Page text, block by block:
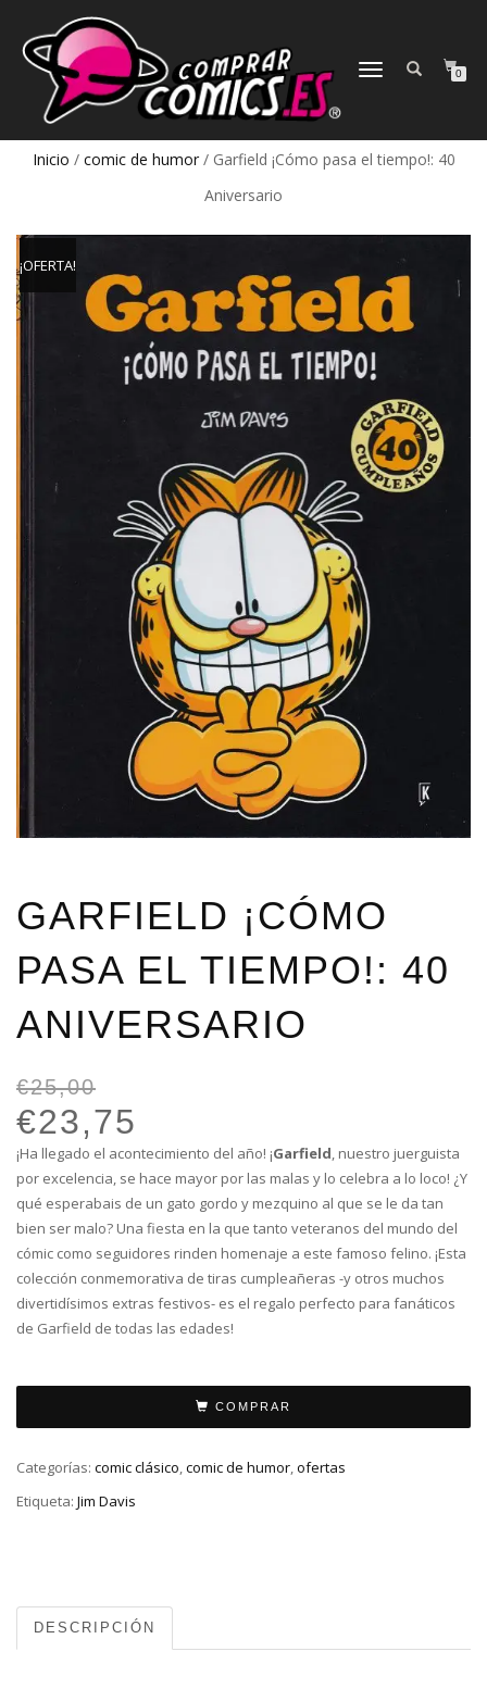
CAMBIAR
0
Inicio / comic de humor/ Garfield ¡Cómo pasa el tiempo!: 40
Aniversario
¡OFERTA!
GARFIELD ¡CÓMO
PASA EL TIEMPO!: 40
ANIVERSARIO
€25,00
€23,75
¡Ha llegado el acontecimiento del año! ¡Garfield, nuestro juerguista
por excelencia, se hace mayor por las malas y lo celebra a lo loco! ¿Y
qué esperabais de un gato gordo y mezquino al que se le da tan
bien ser malo? Una fiesta en la que tanto veteranos del mundo del
cómic como seguidores rinden homenaje a este famoso felino. ¡Esta
colección conmemorativa de tiras cumpleañeras -y otros muchos
divertidísimos extras festivos- es el regalo perfecto para fanáticos
de Garfield de todas las edades!
COMPRAR
Categorías: comic clásico,comic de humor,ofertas
Etiqueta: Jim Davis
DESCRIPCIÓN